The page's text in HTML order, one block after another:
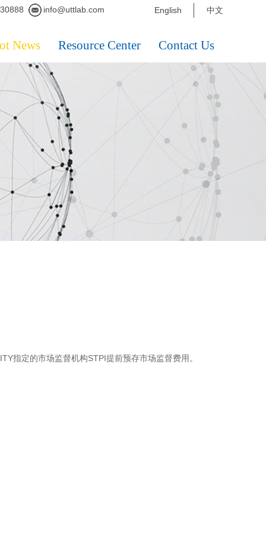
info@uttlab.com English 中文
News Resource Center Contact Us
指定的市场监督机构STPI提前预存市场监督费用。